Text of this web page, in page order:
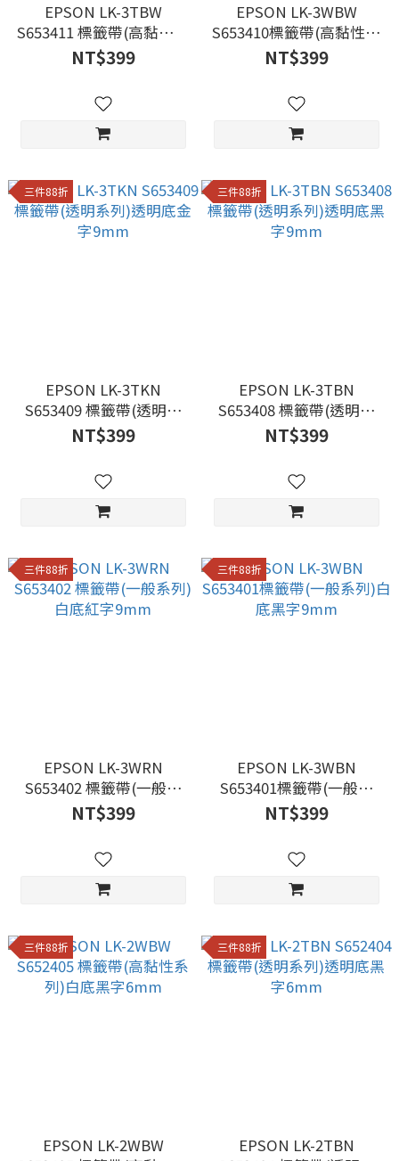
EPSON LK-3TBW
S653411 標籤帶(高黏性系
列)透明底黑字9mm
NT$399
EPSON LK-3WBW
S653410標籤帶(高黏性系
列)白底黑字 9mm
NT$399
三件88折
EPSON LK-3TKN
S653409 標籤帶(透明系
列)透明底金字9mm
NT$399
三件88折
EPSON LK-3TBN
S653408 標籤帶(透明系
列)透明底黑字9mm
NT$399
三件88折
EPSON LK-3WRN
S653402 標籤帶(一般系
列)白底紅字9mm
NT$399
三件88折
EPSON LK-3WBN
S653401標籤帶(一般系
列)白底黑字9mm
NT$399
三件88折
EPSON LK-2WBW
三件88折
EPSON LK-2TBN